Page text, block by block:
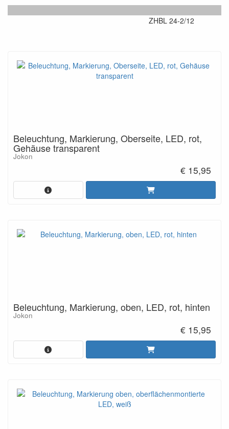
ZHBL 24-2/12
Beleuchtung, Markierung, Oberseite, LED, rot,
Gehäuse transparent
Jokon
€ 15,95
Beleuchtung, Markierung, oben, LED, rot, hinten
Jokon
€ 15,95